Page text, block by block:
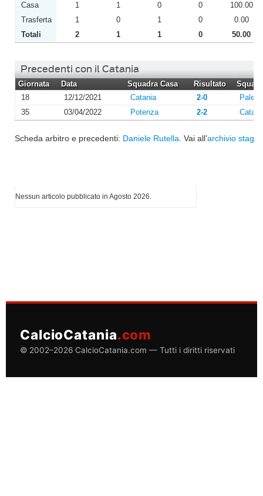
Casa
1 1 0 0
100.00
Trasferta
1 0 1 0
0.00
Totali
2 1 1 0 50.00
Precedenti con il Catania
Giornata Data Squadra Casa Risultato
18
12/12/2021 Catania 2-0
35
03/04/2022 Potenza 2-2
Scheda arbitro e precedenti: Daniele Rutella . Vai all’archivio
Nessun articolo pubblicato in Agosto 2026.
CalcioCatania.com
© 2002–2026 CalcioCatania.com — Tutti i diritti riservati